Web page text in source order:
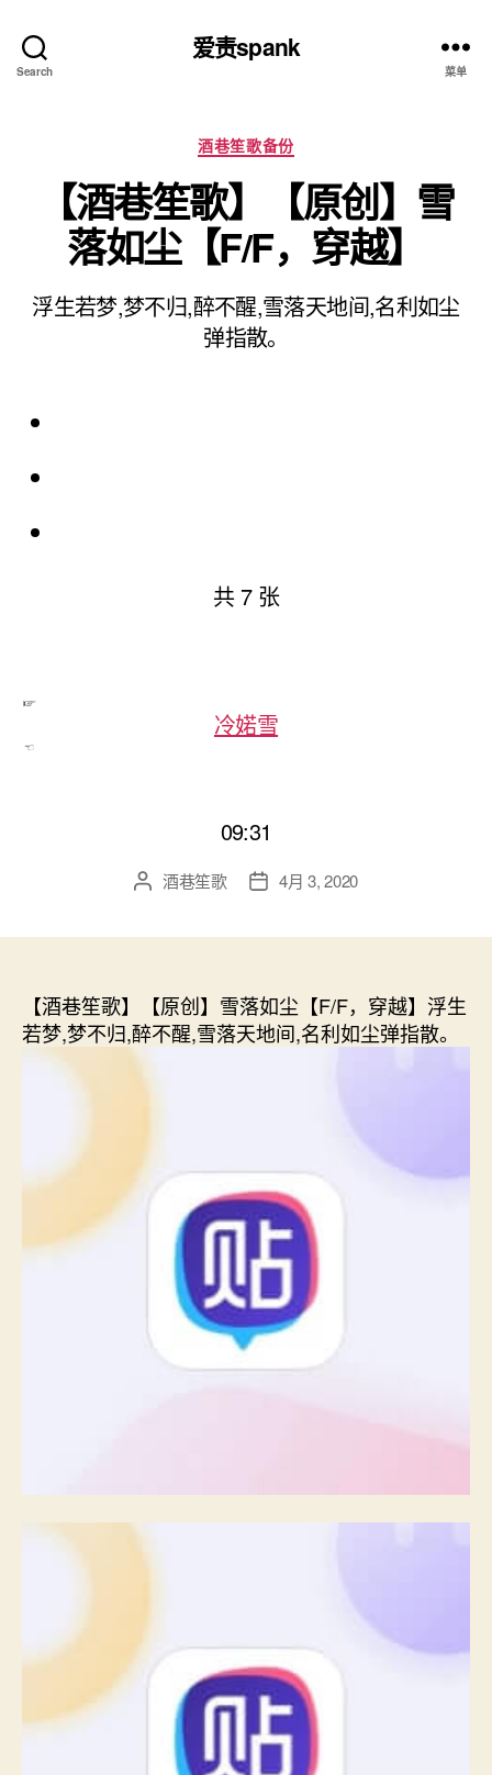
Search
爱责spank
菜单
分
类
酒巷笙歌备份
【酒巷笙歌】【原创】雪
落如尘【F/F，穿越】
浮生若梦,梦不归,醉不醒,雪落天地间,名利如尘
弹指散。
共 7 张
冷婼雪
09:31
文 酒巷笙歌
发 4月 3, 2020
【酒巷笙歌】【原创】雪落如尘【F/F，穿越】浮生
若梦,梦不归,醉不醒,雪落天地间,名利如尘弹指散。